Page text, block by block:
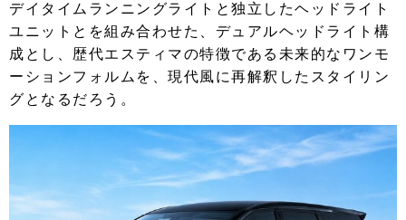
デイタイムランニングライトと独立したヘッドライト
ユニットとを組み合わせた、デュアルヘッドライト構
成とし、歴代エスティマの特徴である未来的なワンモ
ーションフォルムを、現代風に再解釈したスタイリン
グとなるだろう。